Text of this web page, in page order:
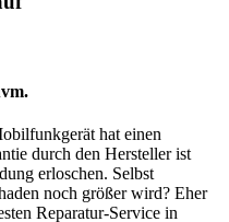
hat einen
durch den Hersteller ist
erloschen. Selbst
noch größer wird? Eher
Reparatur-Service in